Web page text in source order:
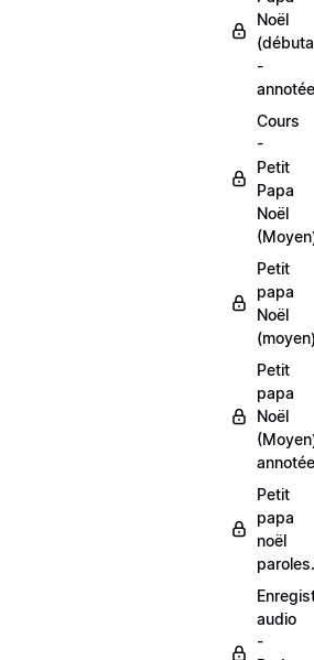
Noël
-
Cours
-
Petit
Papa
Noël
Petit
papa
Noël
Petit
papa
Noël
Petit
papa
noël
audio
-